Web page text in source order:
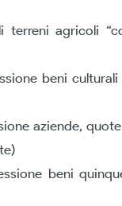
terreni agricoli
beni
aziende,
beni